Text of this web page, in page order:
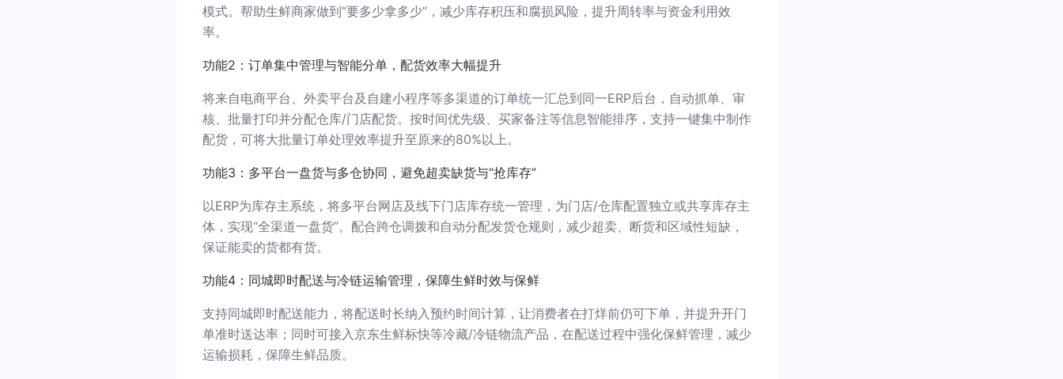
模式。帮助生鲜商家做到“要多少拿多少”，减少库存积压和腐损风险，提升周转率与资金利用效
率。
功能2：订单集中管理与智能分单，配货效率大幅提升
将来自电商平台、外卖平台及自建小程序等多渠道的订单统一汇总到同一ERP后台，自动抓单、审
核、批量打印并分配仓库/门店配货。按时间优先级、买家备注等信息智能排序，支持一键集中制作
配货，可将大批量订单处理效率提升至原来的80%以上。
功能3：多平台一盘货与多仓协同，避免超卖缺货与“抢库存”
以ERP为库存主系统，将多平台网店及线下门店库存统一管理，为门店/仓库配置独立或共享库存主
体，实现“全渠道一盘货”。配合跨仓调拨和自动分配发货仓规则，减少超卖、断货和区域性短缺，
保证能卖的货都有货。
功能4：同城即时配送与冷链运输管理，保障生鲜时效与保鲜
支持同城即时配送能力，将配送时长纳入预约时间计算，让消费者在打烊前仍可下单，并提升开门
单准时送达率；同时可接入京东生鲜标快等冷藏/冷链物流产品，在配送过程中强化保鲜管理，减少
运输损耗，保障生鲜品质。